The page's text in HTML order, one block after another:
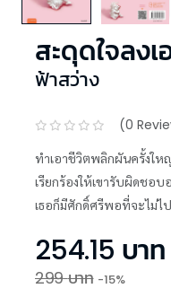
สะดุดใจลงเ
ฟ้าสว่าง
(0
ทำเอาชีวิตพลิกผันครั้งใ
เรียกร้องให้เขารับผิดชอบ
เธอก็มีศักดิ์ศรีพอที่จะไม่ไ
254.15 บาท
299บาท -15%